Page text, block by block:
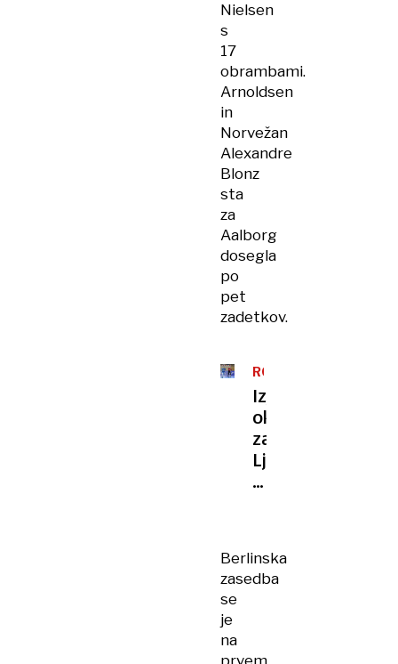
Nielsen
s
17
obrambami.
Arnoldsen
in
Norvežan
Alexandre
Blonz
sta
za
Aalborg
dosegla
po
pet
zadetkov.
ROKOMET
Izjemna
okrepitev
za
Ljubljančane,
prihaja
Berlinska
zasedba
se
je
na
prvem